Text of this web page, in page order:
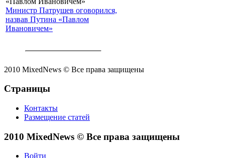
Министр Патрушев оговорился,
назвав Путина «Павлом
Ивановичем»
2010 MixedNews © Все права защищены
Страницы
Контакты
Размещение статей
2010 MixedNews © Все права защищены
Войти